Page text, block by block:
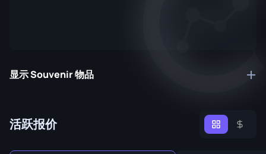
显示 Souvenir 物品
活跃报价